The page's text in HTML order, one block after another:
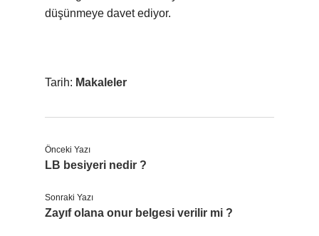
düşünmeye davet ediyor.
Tarih: Makaleler
Önceki Yazı
LB besiyeri nedir ?
Sonraki Yazı
Zayıf olana onur belgesi verilir mi ?